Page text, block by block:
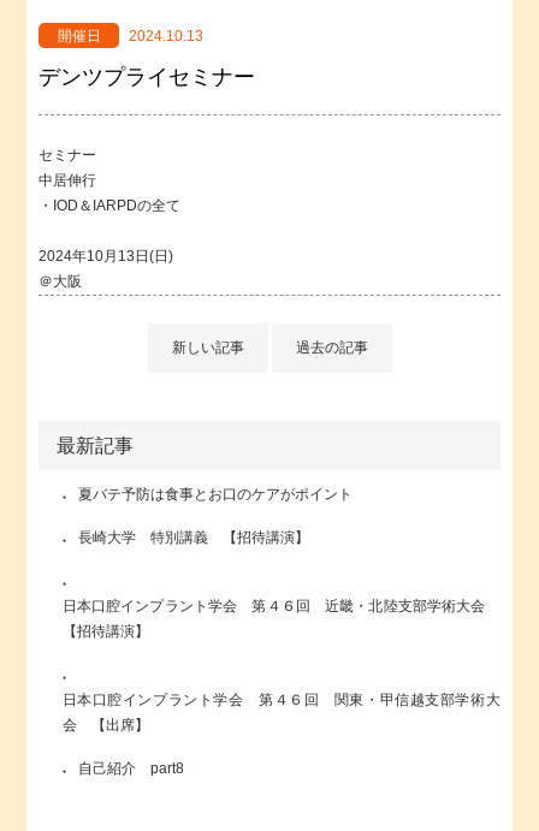
開催日 2024.10.13
デンツプライセミナー
セミナー
中居伸行
・IOD＆IARPDの全て
2024年10月13日(日)
＠大阪
新しい記事 過去の記事
最新記事
夏バテ予防は食事とお口のケアがポイント
長崎大学 特別講義 【招待講演】
日本口腔インプラント学会 第４６回 近畿・北陸支部学術大会
【招待講演】
日本口腔インプラント学会 第４６回 関東・甲信越支部学術大
会 【出席】
自己紹介 part8